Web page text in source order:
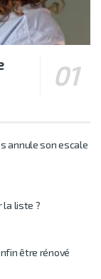
annule son escale
la liste ?
être rénové